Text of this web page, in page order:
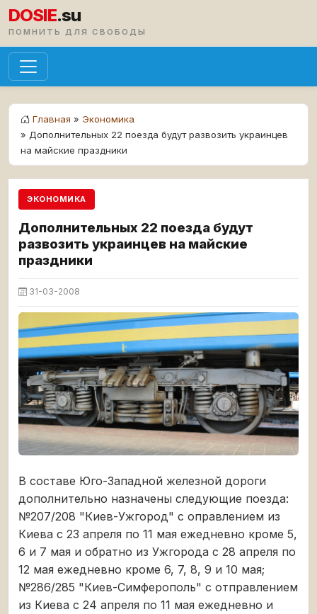
DOSIE.su
ПОМНИТЬ ДЛЯ СВОБОДЫ
Главная » Экономика
» Дополнительных 22 поезда будут развозить украинцев
на майские праздники
ЭКОНОМИКА
Дополнительных 22 поезда будут
развозить украинцев на майские
праздники
31-03-2008
В составе Юго-Западной железной дороги
дополнительно назначены следующие поезда:
№207/208 "Киев-Ужгород" с оправлением из
Киева с 23 апреля по 11 мая ежедневно кроме 5,
6 и 7 мая и обратно из Ужгорода с 28 апреля по
12 мая ежедневно кроме 6, 7, 8, 9 и 10 мая;
№286/285 "Киев-Симферополь" с отправлением
из Киева с 24 апреля по 11 мая ежедневно и